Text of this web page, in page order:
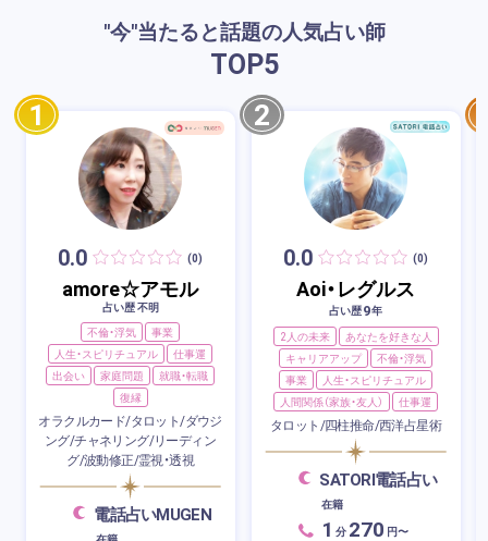
"今"当たると話題の人気占い師
TOP5
1
0.0 (0)
amore☆アモル
占い歴 不明
不倫・浮気
事業
人生・スピリチュアル
仕事運
出会い
家庭問題
就職・転職
復縁
オラクルカード/タロット/ダウジ
ング/チャネリング/リーディン
グ/波動修正/霊視・透視
電話占いMUGEN
2
0.0 (0)
Aoi・レグルス
占い歴9年
2人の未来
あなたを好きな人
キャリアアップ
不倫・浮気
事業
人生・スピリチュアル
人間関係（家族・友人）
仕事運
タロット/四柱推命/西洋占星術
SATORI電話占い
在籍
1 分 270 円〜